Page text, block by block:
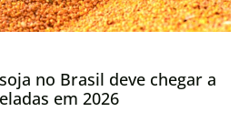
no Brasil deve chegar a
em 2026